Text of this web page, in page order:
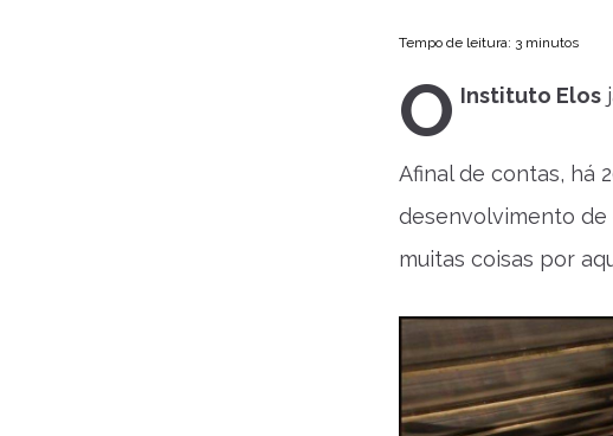
Tempo de leitura: 3 minutos
O Instituto Elos
Afinal de contas, há
desenvolvimento de
muitas coisas por